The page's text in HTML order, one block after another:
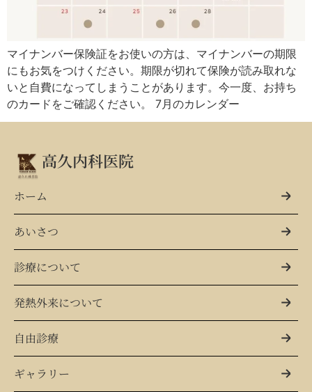
マイナンバー保険証をお使いの方は、マイナンバーの期限
にもお気をつけください。期限が切れて保険が読み取れな
いと自費になってしまうことがあります。今一度、お持ち
のカードをご確認ください。 7月のカレンダー
高久内科医院
ホーム
あいさつ
診療について
発熱外来について
自由診療
ギャラリー